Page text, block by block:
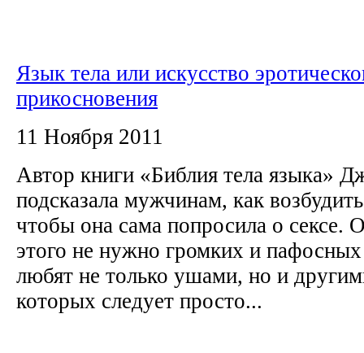
Язык тела или искусство
прикосновения
11 Ноября 2011
Автор книги «Библия тела языка»
подсказала мужчинам, как
чтобы она сама попросила о сексе.
этого не нужно громких и
любят не только ушами, но и
которых следует просто...